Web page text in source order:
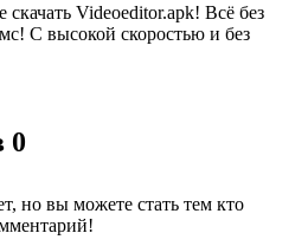
Videoeditor.apk! Всё без
С высокой скоростью и без
0
но вы можете стать тем кто